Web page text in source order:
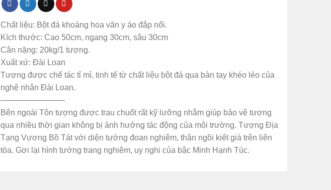
Chất liệu: Bột đá khoáng hoa văn y áo đắp nổi.
Kích thước: Cao 50cm, ngang 30cm, sâu 30cm
Cân nặng: 20kg/1 tượng.
Xuất xứ: Đài Loan
Tượng được chế tác tỉ mỉ, tinh tế từ chất liệu bột đá qua bàn tay khéo léo của
nghệ nhân Đài Loan.
————————
Bên ngoài Tôn tượng được trau chuốt rất kỹ lưỡng nhằm giúp bảo vệ tượng
qua nhiều thời gian không bị ảnh hưởng tác động của môi trường. Tượng Địa
Tạng Vương Bồ Tát với diện tướng đoan nghiêm, thân ngồi kiết già trên liên
tòa. Gợi lại hình tướng trang nghiêm, uy nghi của bậc Minh Hạnh Túc.